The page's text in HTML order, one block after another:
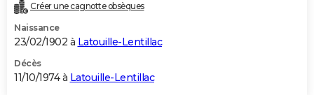
Créer une cagnotte obsèques
Naissance
23/02/1902 à Latouille-Lentillac
Décès
11/10/1974 à Latouille-Lentillac